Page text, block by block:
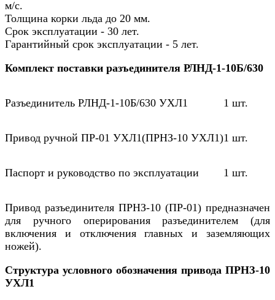
м/с.
Толщина корки льда до 20 мм.
Срок эксплуатации - 30 лет.
Гарантийный срок эксплуатации - 5 лет.
Комплект поставки разъединителя РЛНД-1-10Б/630
Разъединитель РЛНД-1-10Б/630 УХЛ1 1 шт.
Привод ручной ПР-01 УХЛ1(ПРНЗ-10 УХЛ1)1 шт.
Паспорт и руководство по эксплуатации 1 шт.
Привод разъединителя ПРНЗ-10 (ПР-01) предназначен
для ручного оперирования разъединителем (для
включения и отключения главных и заземляющих
ножей).
Структура условного обозначения привода ПРНЗ-10
УХЛ1